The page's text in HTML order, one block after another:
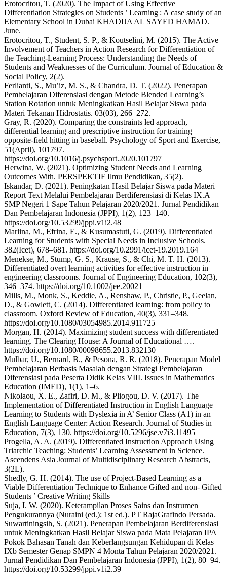
Erotocritou, T. (2020). The Impact of Using Effective
Differentiation Strategies on Students ’ Learning : A case study of an
Elementary School in Dubai KHADIJA AL SAYED HAMAD.
June.
Erotocritou, T., Student, S. P., & Koutselini, M. (2015). The Active
Involvement of Teachers in Action Research for Differentiation of
the Teaching-Learning Process: Understanding the Needs of
Students and Weaknesses of the Curriculum. Journal of Education &
Social Policy, 2(2).
Ferlianti, S., Mu’iz, M. S., & Chandra, D. T. (2022). Penerapan
Pembelajaran Diferensiasi dengan Metode Blended Learning’s
Station Rotation untuk Meningkatkan Hasil Belajar Siswa pada
Materi Tekanan Hidrostatis. 03(03), 266–272.
Gray, R. (2020). Comparing the constraints led approach,
differential learning and prescriptive instruction for training
opposite-field hitting in baseball. Psychology of Sport and Exercise,
51(April), 101797.
https://doi.org/10.1016/j.psychsport.2020.101797
Herwina, W. (2021). Optimizing Student Needs and Learning
Outcomes With. PERSPEKTIF Ilmu Pendidikan, 35(2).
Iskandar, D. (2021). Peningkatan Hasil Belajar Siswa pada Materi
Report Text Melalui Pembelajaran Berdiferensiasi di Kelas IX.A
SMP Negeri 1 Sape Tahun Pelajaran 2020/2021. Jurnal Pendidikan
Dan Pembelajaran Indonesia (JPPI), 1(2), 123–140.
https://doi.org/10.53299/jppi.v1i2.48
Marlina, M., Efrina, E., & Kusumastuti, G. (2019). Differentiated
Learning for Students with Special Needs in Inclusive Schools.
382(Icet), 678–681. https://doi.org/10.2991/icet-19.2019.164
Menekse, M., Stump, G. S., Krause, S., & Chi, M. T. H. (2013).
Differentiated overt learning activities for effective instruction in
engineering classrooms. Journal of Engineering Education, 102(3),
346–374. https://doi.org/10.1002/jee.20021
Mills, M., Monk, S., Keddie, A., Renshaw, P., Christie, P., Geelan,
D., & Gowlett, C. (2014). Differentiated learning: from policy to
classroom. Oxford Review of Education, 40(3), 331–348.
https://doi.org/10.1080/03054985.2014.911725
Morgan, H. (2014). Maximizing student success with differentiated
learning. The Clearing House: A Journal of Educational ….
https://doi.org/10.1080/00098655.2013.832130
Mulbar, U., Bernard, B., & Pesona, R. R. (2018). Penerapan Model
Pembelajaran Berbasis Masalah dengan Strategi Pembelajaran
Diferensiasi pada Peserta Didik Kelas VIII. Issues in Mathematics
Education (IMED), 1(1), 1–6.
Nikolaou, X. E., Zafiri, D. M., & Pliogou, D. V. (2017). The
Implementation of Differentiated Instruction in English Language
Learning to Students with Dyslexia in A’ Senior Class (A1) in an
English Language Center: Action Research. Journal of Studies in
Education, 7(3), 130. https://doi.org/10.5296/jse.v7i3.11495
Progella, A. A. (2019). Differentiated Instruction Approach Using
Triarchic Teaching: Students’ Learning Assessment in Science.
Ascendens Asia Journal of Multidisciplinary Research Abstracts,
3(2L).
Shedly, G. H. (2014). The use of Project-Based Learning as a
Viable Differentiation Technique to Enhance Gifted and non- Gifted
Students ’ Creative Writing Skills
Suja, I. W. (2020). Keterampilan Proses Sains dan Instrumen
Pengukurannya (Nuraini (ed.); 1st ed.). PT RajaGrafindo Persada.
Suwartiningsih, S. (2021). Penerapan Pembelajaran Berdiferensiasi
untuk Meningkatkan Hasil Belajar Siswa pada Mata Pelajaran IPA
Pokok Bahasan Tanah dan Keberlangsungan Kehidupan di Kelas
IXb Semester Genap SMPN 4 Monta Tahun Pelajaran 2020/2021.
Jurnal Pendidikan Dan Pembelajaran Indonesia (JPPI), 1(2), 80–94.
https://doi.org/10.53299/jppi.v1i2.39